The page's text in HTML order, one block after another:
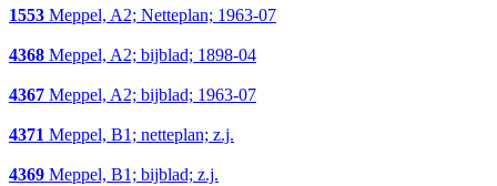
1553 Meppel, A2; Netteplan; 1963-07
4368 Meppel, A2; bijblad; 1898-04
4367 Meppel, A2; bijblad; 1963-07
4371 Meppel, B1; netteplan; z.j.
4369 Meppel, B1; bijblad; z.j.